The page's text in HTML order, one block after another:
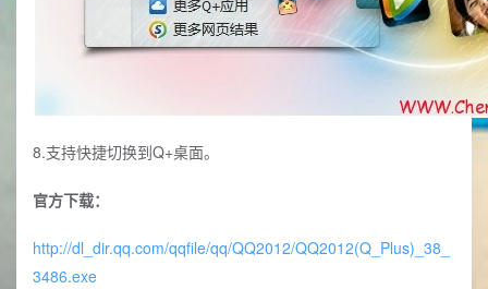
8.支持快捷切换到Q+桌面。
官方下载：
http://dl_dir.qq.com/qqfile/qq/QQ2012/QQ2012(Q_Plus)_38_
3486.exe